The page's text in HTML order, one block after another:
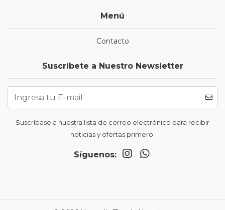
Menú
Contacto
Suscríbete a Nuestro Newsletter
Suscríbase a nuestra lista de correo electrónico para recibir
noticias y ofertas primero.
Síguenos: